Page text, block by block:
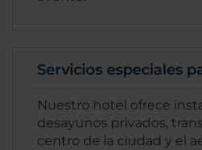
Servicios especiales
Nuestro hotel ofrece
desayunos privados,
centro de la ciudad y el